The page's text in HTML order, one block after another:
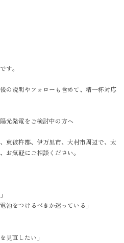
す。
の説明やフォローも含めて、精一杯対応
光発電をご検討中の方へ
東彼杵郡、伊万里市、大村市周辺で、太
お気軽にご相談ください。
池をつけるべきか迷っている」
見直したい」